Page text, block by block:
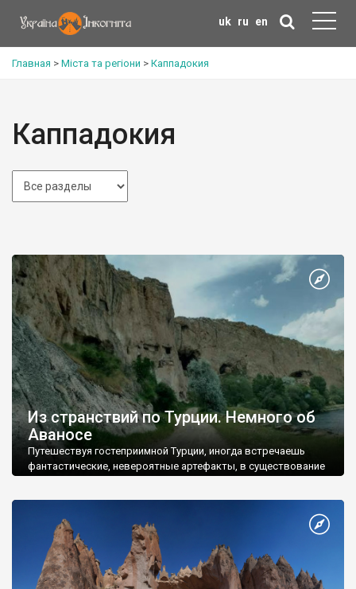
uk ru en
Главная > Міста та регіони > Каппадокия
Каппадокия
Из странствий по Турции. Немного об
Аваносе
Путешествуя гостеприимной Турции, иногда встречаешь
фантастические, невероятные артефакты, в существование